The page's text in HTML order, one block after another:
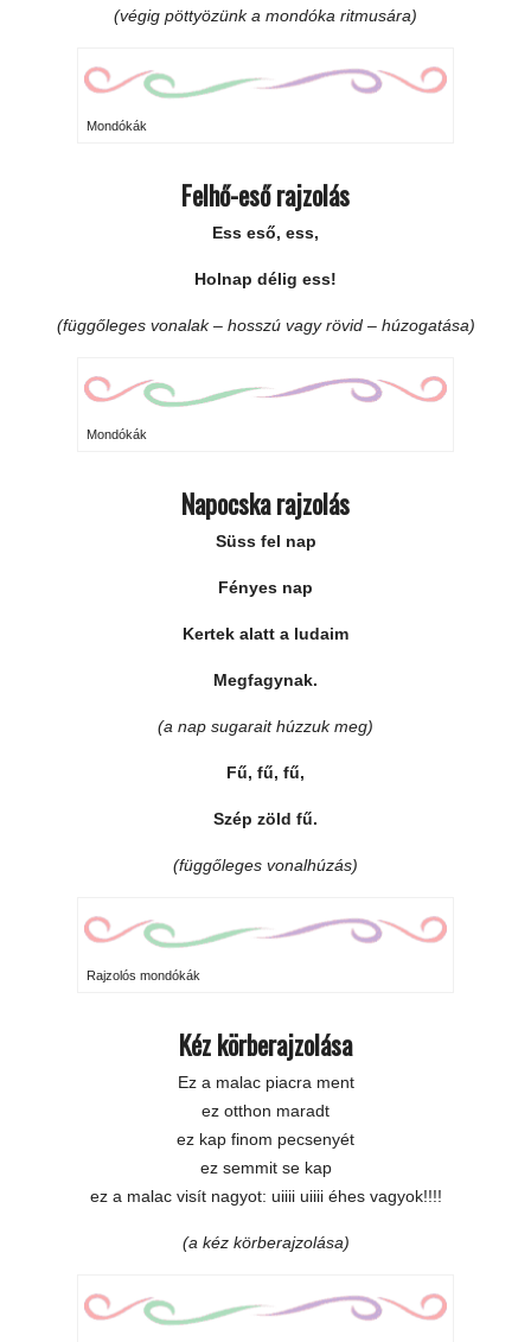
(végig pöttyözünk a mondóka ritmusára)
Mondókák
Felhő-eső rajzolás
Ess eső, ess,
Holnap délig ess!
(függőleges vonalak – hosszú vagy rövid – húzogatása)
Mondókák
Napocska rajzolás
Süss fel nap
Fényes nap
Kertek alatt a ludaim
Megfagynak.
(a nap sugarait húzzuk meg)
Fű, fű, fű,
Szép zöld fű.
(függőleges vonalhúzás)
Rajzolós mondókák
Kéz körberajzolása
Ez a malac piacra ment
ez otthon maradt
ez kap finom pecsenyét
ez semmit se kap
ez a malac visít nagyot: uiiii uiiii éhes vagyok!!!!
(a kéz körberajzolása)